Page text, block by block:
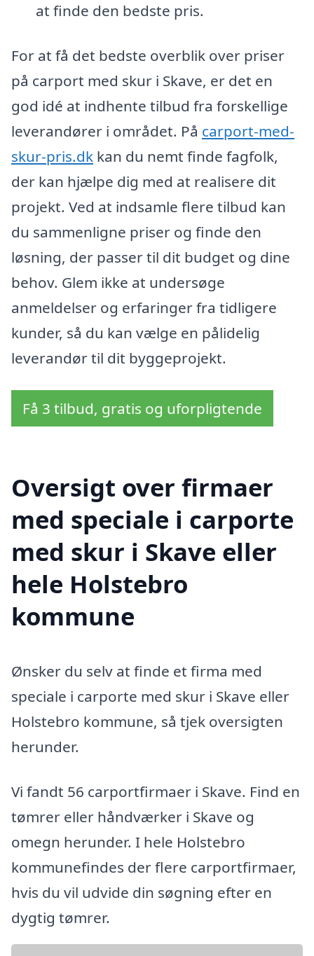
at finde den bedste pris.
For at få det bedste overblik over priser
på carport med skur i Skave, er det en
god idé at indhente tilbud fra forskellige
leverandører i området. På carport-med-
skur-pris.dk kan du nemt finde fagfolk,
der kan hjælpe dig med at realisere dit
projekt. Ved at indsamle flere tilbud kan
du sammenligne priser og finde den
løsning, der passer til dit budget og dine
behov. Glem ikke at undersøge
anmeldelser og erfaringer fra tidligere
kunder, så du kan vælge en pålidelig
leverandør til dit byggeprojekt.
Få 3 tilbud, gratis og uforpligtende
Oversigt over firmaer
med speciale i carporte
med skur i Skave eller
hele Holstebro
kommune
Ønsker du selv at finde et firma med
speciale i carporte med skur i Skave eller
Holstebro kommune, så tjek oversigten
herunder.
Vi fandt 56 carportfirmaer i Skave. Find en
tømrer eller håndværker i Skave og
omegn herunder. I hele Holstebro
kommunefindes der flere carportfirmaer,
hvis du vil udvide din søgning efter en
dygtig tømrer.